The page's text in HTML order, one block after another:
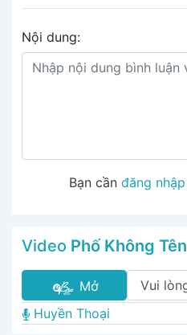
Nội dung:
Bạn cần đăng nhập
Video Phố Không Tên
Mở
Huyền Thoại